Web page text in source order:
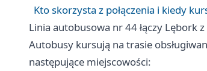
Kto skorzysta z połączenia i kiedy
Linia autobusowa nr 44 łączy Lębork
Autobusy kursują na trasie
następujące miejscowości: